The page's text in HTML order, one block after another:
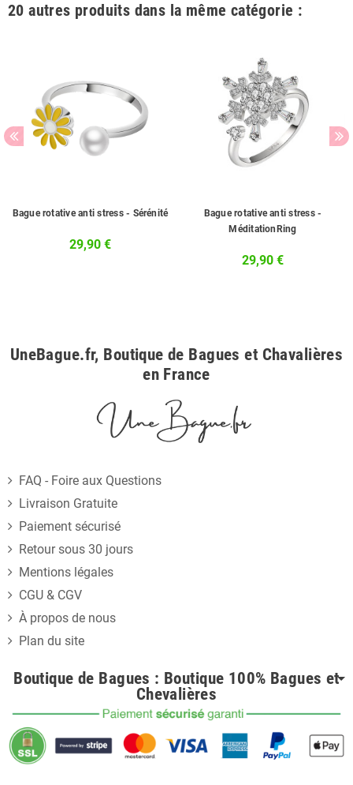
20 autres produits dans la même catégorie :
Bague rotative anti stress - Sérénité
29,90 €
Bague rotative anti stress -
MéditationRing
29,90 €
UneBague.fr, Boutique de Bagues et Chavalières
en France
FAQ - Foire aux Questions
Livraison Gratuite
Paiement sécurisé
Retour sous 30 jours
Mentions légales
CGU & CGV
À propos de nous
Plan du site
Boutique de Bagues : Boutique 100% Bagues et
Chevalières